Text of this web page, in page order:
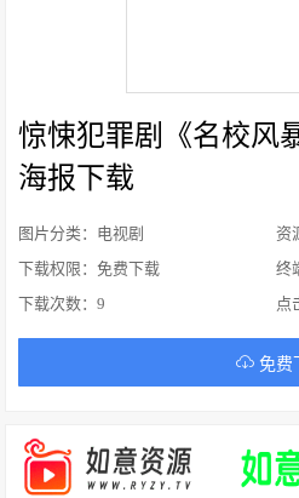
惊悚犯罪剧《名校风
海报下载
资
图片分类：电视剧
终
下载权限：免费下载
点
下载次数：9
免费